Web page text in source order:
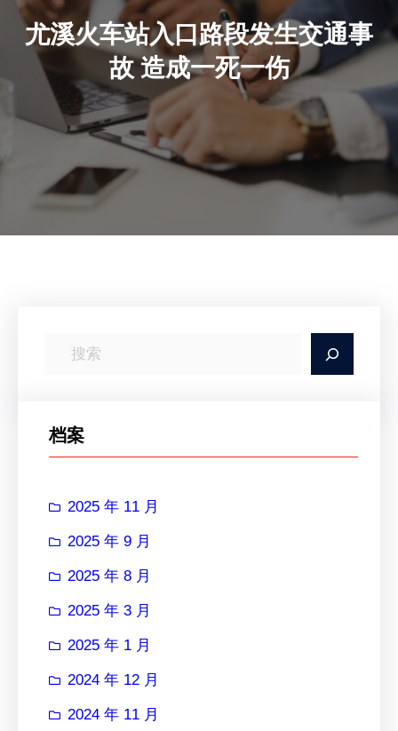
尤溪火车站入口路段发生交通事
故 造成一死一伤
档案
2025 年 11 月
2025 年 9 月
2025 年 8 月
2025 年 3 月
2025 年 1 月
2024 年 12 月
2024 年 11 月